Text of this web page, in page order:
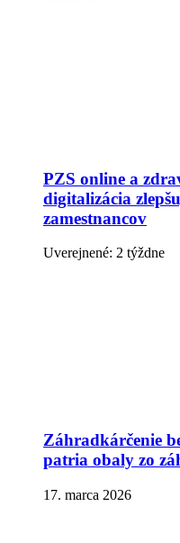
PZS online a
digitalizácia
zamestnancov
Uverejnené: 2 týždne
Záhradkárčenie
patria obaly zo
17. marca 2026